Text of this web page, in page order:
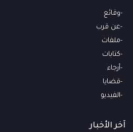
وقائع
عن قرب
ملفات
كتابات
أرجاء
قضايا
الفيديو
آخر الأخبار